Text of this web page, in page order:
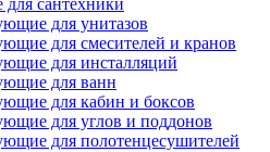
сантехники
для унитазов
для смесителей и кранов
для инсталляций
для ванн
для кабин и боксов
для углов и поддонов
для полотенцесушителей